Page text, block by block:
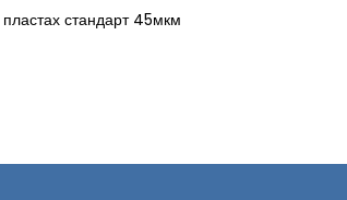
стандарт 45мкм